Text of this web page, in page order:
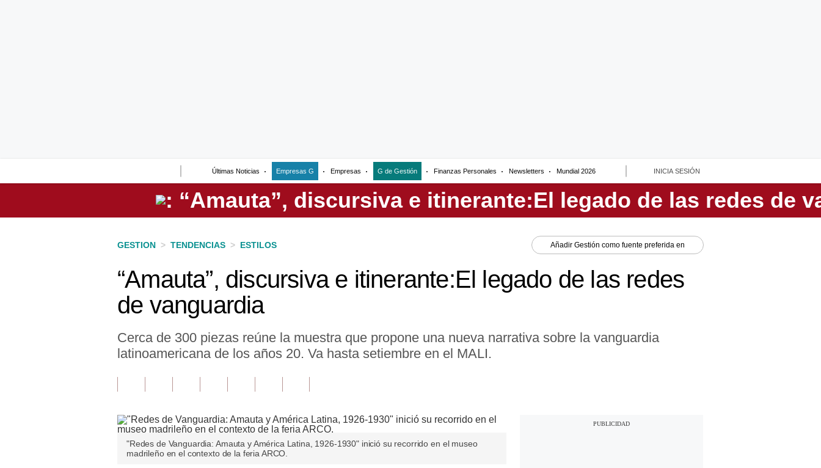
Últimas Noticias Empresas G Empresas G de Gestión Finanzas Personales Newsletters Mundial 2026 INICIA SESIÓN
Perú
GESTION > TENDENCIAS > ESTILOS Añadir Gestión como fuente preferida en
“Amauta”, discursiva e itinerante:El legado de las redes
de vanguardia
Cerca de 300 piezas reúne la muestra que propone una nueva narrativa sobre la vanguardia
latinoamericana de los años 20. Va hasta setiembre en el MALI.
"Redes de Vanguardia: Amauta y América Latina, 1926-1930" inició su recorrido en el museo
madrileño en el contexto de la feria ARCO.